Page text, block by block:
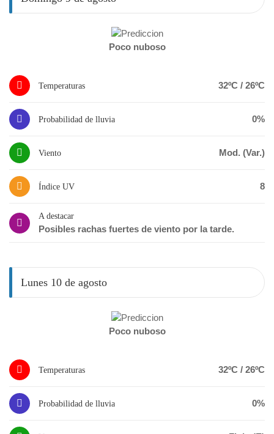
Poco nuboso
Temperaturas 32ºC / 26ºC
Probabilidad de lluvia 0%
Viento Mod. (Var.)
Índice UV 8
A destacar
Posibles rachas fuertes de viento por la tarde.
Lunes 10 de agosto
Poco nuboso
Temperaturas 32ºC / 26ºC
Probabilidad de lluvia 0%